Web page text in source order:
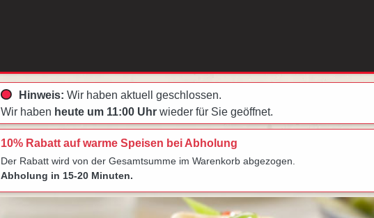
Hinweis: Wir haben aktuell geschlossen.
Wir haben heute um 11:00 Uhrwieder für Sie geöffnet.
10% Rabatt auf warme Speisen bei Abholung
Der Rabatt wird von der Gesamtsumme im Warenkorb abgezogen.
Abholung in 15-20 Minuten.